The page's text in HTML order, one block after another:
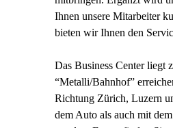
Ihnen unsere Mitarbeiter
bieten wir Ihnen den
Das Business Center liegt
“Metalli/Bahnhof”
Richtung Zürich, Luzern
dem Auto als auch mit